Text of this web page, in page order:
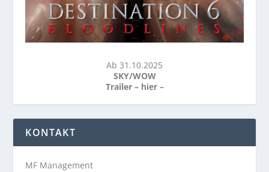
Ab 31.10.2025
SKY/WOW
Trailer – hier –
KONTAKT
MF Management